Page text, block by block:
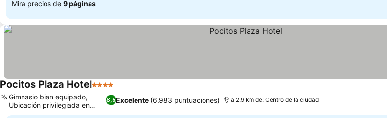
Mira precios de 9 páginas
Pocitos Plaza Hotel4 Estrellas
8,5Excelente (6.983 puntuaciones)
Gimnasio bien equipado,
Ubicación privilegiada en
Pocitos
a 2.9 km de: Centro de la ciudad